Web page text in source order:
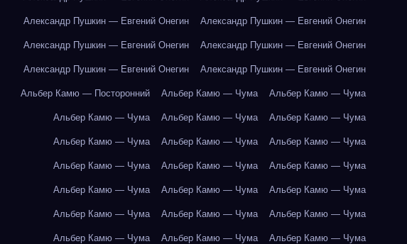
Александр Пушкин — Евгений Онегин Александр Пушкин — Евгений Онегин
Александр Пушкин — Евгений Онегин Александр Пушкин — Евгений Онегин
Александр Пушкин — Евгений Онегин Александр Пушкин — Евгений Онегин
Альбер Камю — Посторонний Альбер Камю — Чума Альбер Камю — Чума
Альбер Камю — Чума Альбер Камю — Чума Альбер Камю — Чума
Альбер Камю — Чума Альбер Камю — Чума Альбер Камю — Чума
Альбер Камю — Чума Альбер Камю — Чума Альбер Камю — Чума
Альбер Камю — Чума Альбер Камю — Чума Альбер Камю — Чума
Альбер Камю — Чума Альбер Камю — Чума Альбер Камю — Чума
Альбер Камю — Чума Альбер Камю — Чума Альбер Камю — Чума